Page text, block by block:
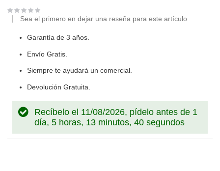
Sea el primero en dejar una reseña para este artículo
Garantía de 3 años.
Envío Gratis.
Siempre te ayudará un comercial.
Devolución Gratuita.
Recíbelo el 11/08/2026, pídelo antes de 1
día, 5 horas, 13 minutos, 39 segundos